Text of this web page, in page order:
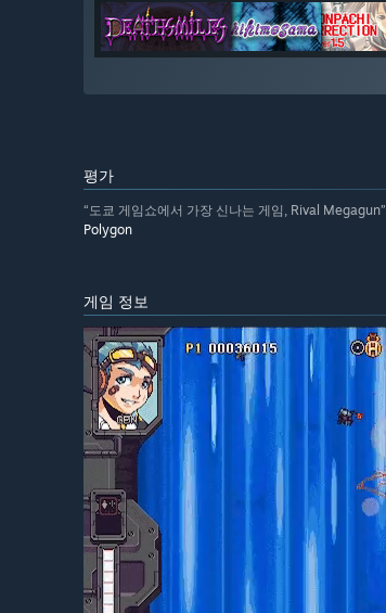
평가
“도쿄 게임쇼에서 가장 신나는 게임, Rival Megagun”
Polygon
게임 정보